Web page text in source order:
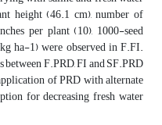
height (46.1 cm), number of
per plant (10), 1000-seed
ha-1) were observed in F.FI.
F.PRD, FI and SF.PRD
of PRD with alternate
for decreasing fresh water